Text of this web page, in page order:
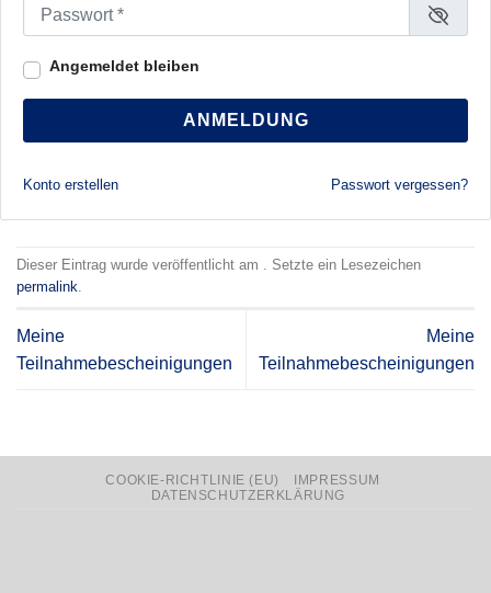
Passwort
Angemeldet bleiben
ANMELDUNG
Konto erstellen Passwort vergessen?
Dieser Eintrag wurde veröffentlicht am . Setzte ein Lesezeichen
permalink.
Meine
Teilnahmebescheinigungen
Meine
Teilnahmebescheinigungen
COOKIE-RICHTLINIE (EU)
IMPRESSUM
DATENSCHUTZERKLÄRUNG